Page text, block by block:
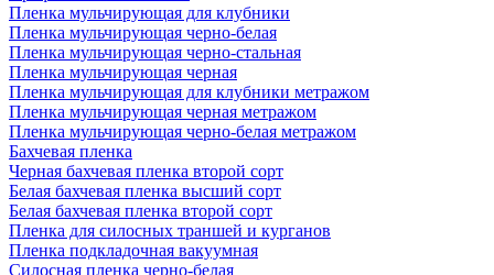
Пленка мульчирующая для клубники
Пленка мульчирующая черно-белая
Пленка мульчирующая черно-стальная
Пленка мульчирующая черная
Пленка мульчирующая для клубники метражом
Пленка мульчирующая черная метражом
Пленка мульчирующая черно-белая метражом
Бахчевая пленка
Черная бахчевая пленка второй сорт
Белая бахчевая пленка высший сорт
Белая бахчевая пленка второй сорт
Пленка для силосных траншей и курганов
Пленка подкладочная вакуумная
Силосная пленка черно-белая